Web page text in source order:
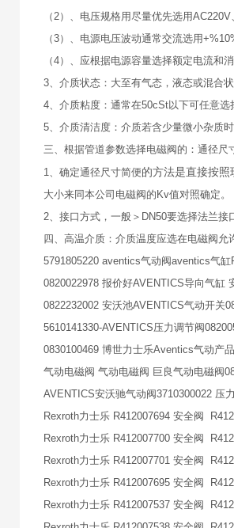
（2）、电压规格用尽量优先选用AC220V
（3）、电源电压波动通常交流选用
（4）、应根据电源容量选择额定电流和
3、介质状态：大至有气态，液态或混合
4、介质粘度：通常在50cSt以下可任意
5、介质清洁度：介质若含少量微小杂质
三、根据管道参数选择电磁阀的：通径尺
1、确定通径尺寸简便的方法是直接按
大小来同本公司电磁阀的Kv值对照确定。
2、接口方式，一般＞DN50要选择法兰
四、高温介质：介质温度应选在电磁阀
5791805220 aventics气动阀aventics气缸
0820022978 报价好AVENTICS导向气缸
0822232002 安沃池AVENTICS气动开关
5610141330-AVENTICS压力调节阀
0830100469 博世力士乐Aventics气动产品
气动电磁阀 气动电磁阀 巨良气动电磁阀
AVENTICS安沃驰气动阀3710300022 压
Rexroth力士乐 R412007694 安全阀
Rexroth力士乐 R412007700 安全阀
Rexroth力士乐 R412007701 安全阀
Rexroth力士乐 R412007695 安全阀
Rexroth力士乐 R412007537 安全阀